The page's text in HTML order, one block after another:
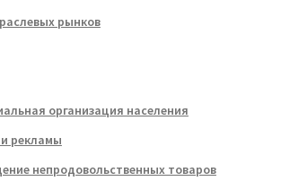
рынков
организация населения
рекламы
непродовольственных товаров